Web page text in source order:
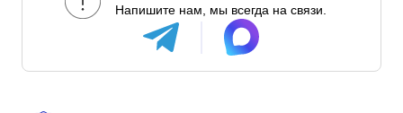
Напишите нам, мы всегда на связи.